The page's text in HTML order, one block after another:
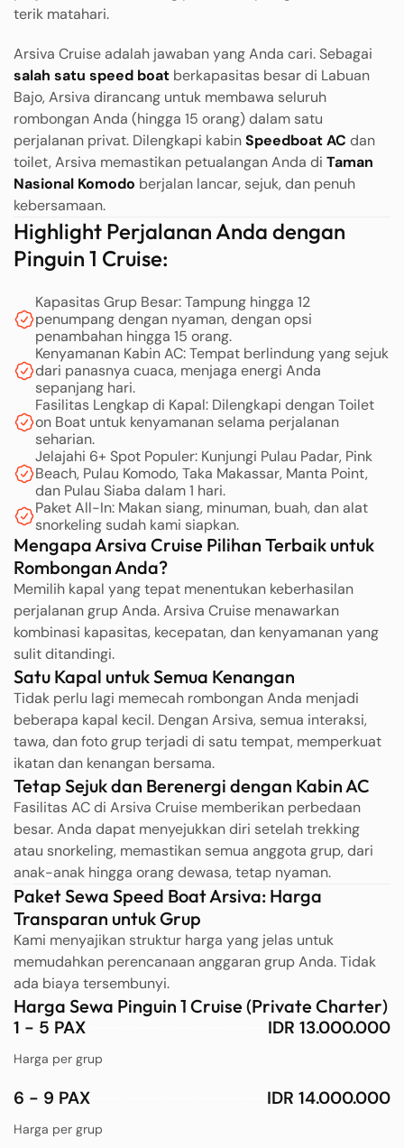
terik matahari.
Arsiva Cruise adalah jawaban yang Anda cari. Sebagai
salah satu speed boat berkapasitas besar di Labuan
Bajo, Arsiva dirancang untuk membawa seluruh
rombongan Anda (hingga 15 orang) dalam satu
perjalanan privat. Dilengkapi kabinSpeedboat AC dan
toilet, Arsiva memastikan petualangan Anda di Taman
Nasional Komodo berjalan lancar, sejuk, dan penuh
kebersamaan.
Highlight Perjalanan Anda dengan
Pinguin 1 Cruise:
Kapasitas Grup Besar: Tampung hingga 12
penumpang dengan nyaman, dengan opsi
penambahan hingga 15 orang.
Kenyamanan Kabin AC: Tempat berlindung yang sejuk
dari panasnya cuaca, menjaga energi Anda
sepanjang hari.
Fasilitas Lengkap di Kapal: Dilengkapi dengan Toilet
on Boat untuk kenyamanan selama perjalanan
seharian.
Jelajahi 6+ Spot Populer: Kunjungi Pulau Padar, Pink
Beach, Pulau Komodo, Taka Makassar, Manta Point,
dan Pulau Siaba dalam 1 hari.
Paket All-In: Makan siang, minuman, buah, dan alat
snorkeling sudah kami siapkan.
Mengapa Arsiva Cruise Pilihan Terbaik untuk
Rombongan Anda?
Memilih kapal yang tepat menentukan keberhasilan
perjalanan grup Anda. Arsiva Cruise menawarkan
kombinasi kapasitas, kecepatan, dan kenyamanan yang
sulit ditandingi.
Satu Kapal untuk Semua Kenangan
Tidak perlu lagi memecah rombongan Anda menjadi
beberapa kapal kecil. Dengan Arsiva, semua interaksi,
tawa, dan foto grup terjadi di satu tempat, memperkuat
ikatan dan kenangan bersama.
Tetap Sejuk dan Berenergi dengan Kabin AC
Fasilitas AC di Arsiva Cruise memberikan perbedaan
besar. Anda dapat menyejukkan diri setelah trekking
atau snorkeling, memastikan semua anggota grup, dari
anak-anak hingga orang dewasa, tetap nyaman.
Paket Sewa Speed Boat Arsiva: Harga
Transparan untuk Grup
Kami menyajikan struktur harga yang jelas untuk
memudahkan perencanaan anggaran grup Anda. Tidak
ada biaya tersembunyi.
Harga Sewa Pinguin 1 Cruise (Private Charter)
1 - 5 PAX
IDR 13.000.000
Harga per grup
6 - 9 PAX IDR 14.000.000
Harga per grup